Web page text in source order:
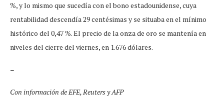
%, y lo mismo que sucedía con el bono estadounidense, cuya
rentabilidad descendía 29 centésimas y se situaba en el mínimo
histórico del 0,47 %. El precio de la onza de oro se mantenía en
niveles del cierre del viernes, en 1.676 dólares.
–
Con información de EFE, Reuters y AFP